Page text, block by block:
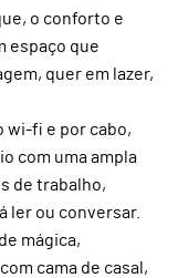
o conforto e
espaço que
quer em lazer,
wi-fi e por cabo,
com uma ampla
de trabalho,
ler ou conversar.
mágica,
cama de casal,